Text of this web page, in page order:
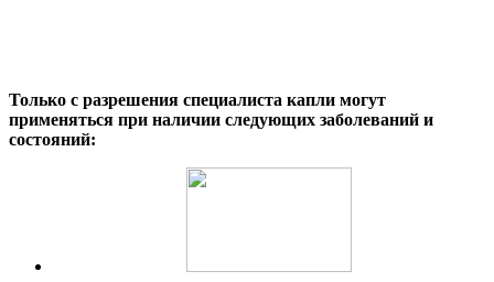
Только с разрешения специалиста капли могут
применяться при наличии следующих заболеваний и
состояний: